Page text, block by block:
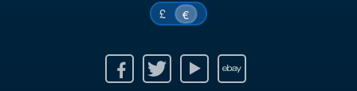
£ €
Twitter Youtube Ebay